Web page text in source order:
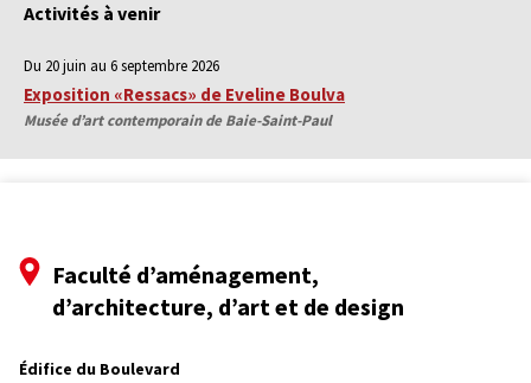
Activités à venir
Du 20 juin au 6 septembre 2026
Exposition «Ressacs» de Eveline Boulva
Musée d’art contemporain de Baie-Saint-Paul
Faculté d’aménagement,
d’architecture, d’art et de design
Édifice du Boulevard